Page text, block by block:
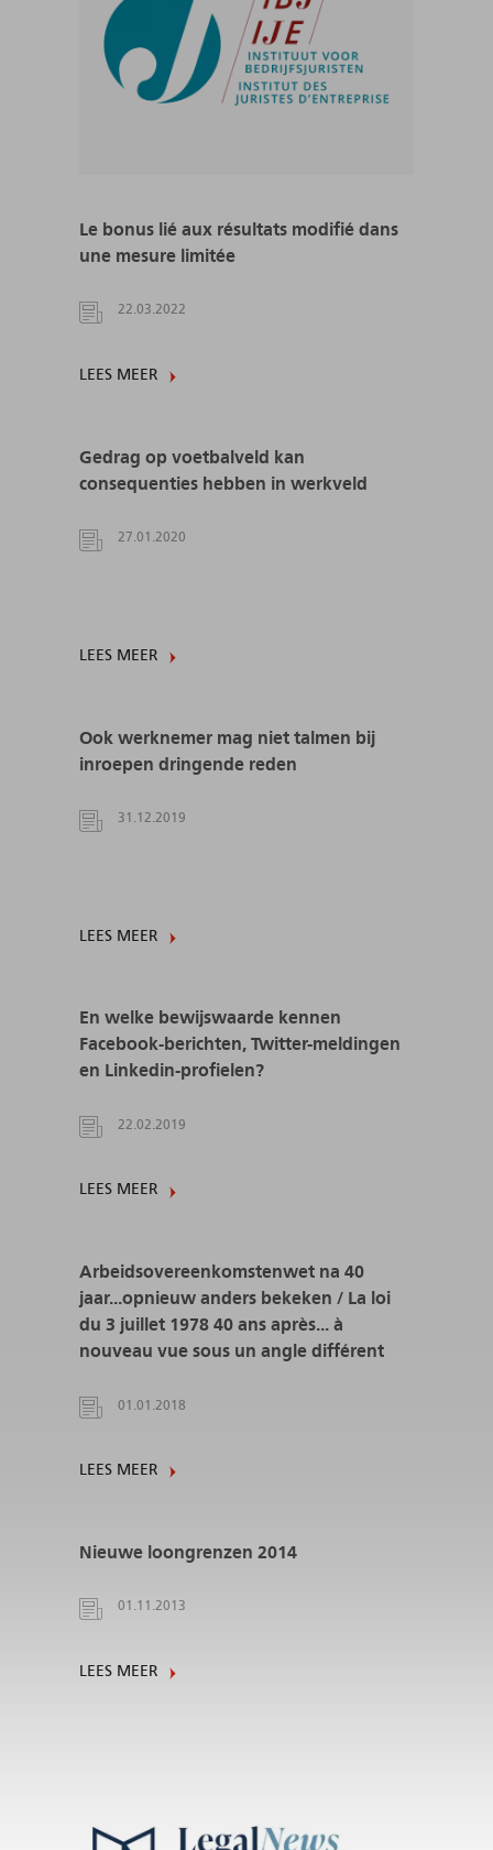
Le bonus lié aux résultats modifié dans
une mesure limitée
22.03.2022
LEES MEER
Gedrag op voetbalveld kan
consequenties hebben in werkveld
27.01.2020
LEES MEER
Ook werknemer mag niet talmen bij
inroepen dringende reden
31.12.2019
LEES MEER
En welke bewijswaarde kennen
Facebook-berichten, Twitter-meldingen
en Linkedin-profielen?
22.02.2019
LEES MEER
Arbeidsovereenkomstenwet na 40
jaar...opnieuw anders bekeken / La loi
du 3 juillet 1978 40 ans après... à
nouveau vue sous un angle différent
01.01.2018
LEES MEER
Nieuwe loongrenzen 2014
01.11.2013
LEES MEER